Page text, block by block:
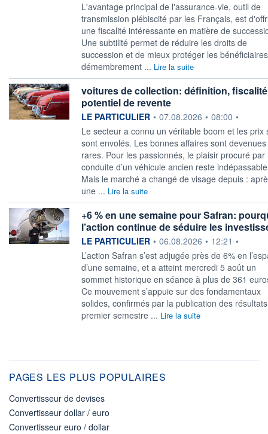
L'avantage principal de l'assurance-vie, outil de
transmission plébiscité par les Français, est
une fiscalité intéressante en matière de
Une subtilité permet de réduire les droits de
succession et de mieux protéger les
démembrement ... Lire la suite
voitures de collection: définition,
potentiel de revente
information fournie par
LE PARTICULIER • 07.08.2026 • 08:00 •
Le secteur a connu un véritable boom et les prix
sont envolés. Les bonnes affaires sont
rares. Pour les passionnés, le plaisir procuré par
conduite d’un véhicule ancien reste
Mais le marché a changé de visage depuis :
une ... Lire la suite
+6 % en une semaine pour Safran:
l’action continue de séduire les
information fournie par
LE PARTICULIER • 06.08.2026 • 12:21 •
L’action Safran s’est adjugée près de 6% en
d’une semaine, et a atteint mercredi 5 août un
sommet historique en séance à plus de 361
Ce mouvement s’appuie sur des fondamentaux
solides, confirmés par la publication des
premier semestre ... Lire la suite
PAGES LES PLUS POPULAIRES
Convertisseur de devises
Convertisseur dollar / euro
Convertisseur euro / dollar